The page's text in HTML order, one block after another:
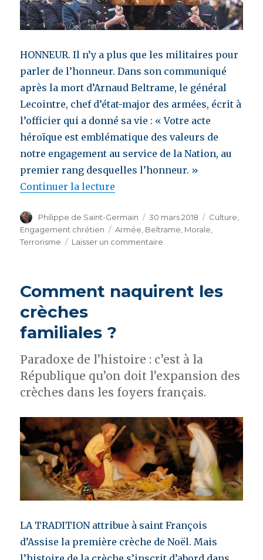
HONNEUR. Il n’y a plus que les militaires pour
parler de l’honneur. Dans son communiqué
après la mort d’Arnaud Beltrame, le général
Lecointre, chef d’état-major des armées, écrit à
l’officier qui a donné sa vie : « Votre acte
héroïque est emblématique des valeurs de
notre engagement au service de la Nation, au
premier rang desquelles l’honneur. »
Continuer la lecture
Auteur
Philippe de Saint-Germain
Publié
le
30 mars 2018 Catégories
Culture
Engagement chrétien
Étiquettes
Armée Beltrame Morale
Terrorisme
Laisser un commentaire
un
Comment naquirent les
crèches
familiales ?
Paradoxe de l’histoire : c’est à la
République qu’on doit l’expansion des
crèches dans les foyers français.
LA TRADITION attribue à saint François
d’Assise la première crèche de Noël. Mais